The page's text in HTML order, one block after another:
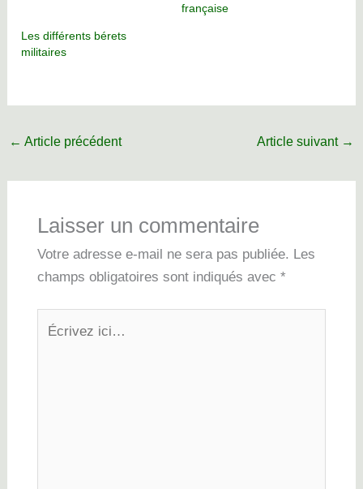
française
Les différents bérets
militaires
← Article précédent Article suivant →
Laisser un commentaire
Votre adresse e-mail ne sera pas publiée. Les
champs obligatoires sont indiqués avec *